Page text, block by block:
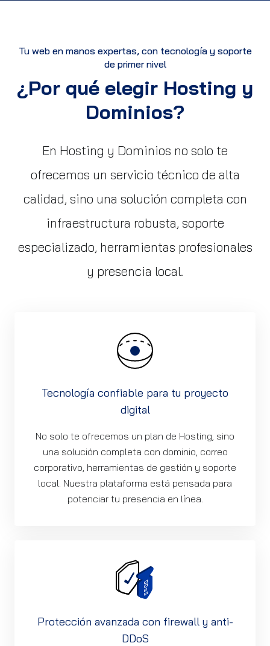
Tu web en manos expertas, con tecnología y soporte
de primer nivel
¿Por qué elegir Hosting y
Dominios?
En Hosting y Dominios no solo te
ofrecemos un servicio técnico de alta
calidad, sino una solución completa con
infraestructura robusta, soporte
especializado, herramientas profesionales
y presencia local.
Tecnología confiable para tu proyecto
digital
No solo te ofrecemos un plan de Hosting, sino
una solución completa con dominio, correo
corporativo, herramientas de gestión y soporte
local. Nuestra plataforma está pensada para
potenciar tu presencia en línea.
Protección avanzada con firewall y anti-
DDoS